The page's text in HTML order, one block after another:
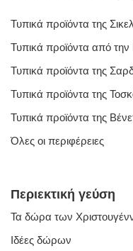
Τυπικά προϊόντα της
Τυπικά προϊόντα από την
Τυπικά προϊόντα της
Τυπικά προϊόντα της
Τυπικά προϊόντα της
Όλες οι περιφέρειες
Περιεκτική γεύση
Τα δώρα των
Ιδέες δώρων